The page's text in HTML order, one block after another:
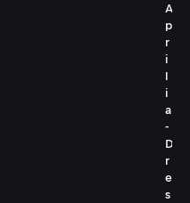
A
p
r
i
l
i
a
-
D
r
e
s